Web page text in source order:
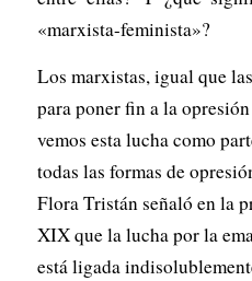
«marxista-feminista»?
Los marxistas, igual que
para poner fin a la
vemos esta lucha como
todas las formas de
Flora Tristán señaló en la
XIX que la lucha por la
está ligada